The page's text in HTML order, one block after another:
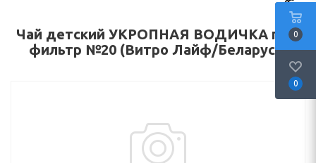
Чай детский УКРОПНАЯ ВОДИЧКА пак-
фильтр №20 (Витро Лайф/Беларусь)
0
0